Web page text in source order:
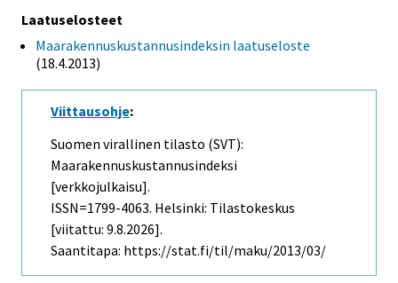
Laatuselosteet
Maarakennuskustannusindeksin laatuseloste
(18.4.2013)
Viittausohje:
Suomen virallinen tilasto (SVT):
Maarakennuskustannusindeksi
[verkkojulkaisu].
ISSN=1799-4063. Helsinki: Tilastokeskus
[viitattu: 9.8.2026].
Saantitapa: https://stat.fi/til/maku/2013/03/